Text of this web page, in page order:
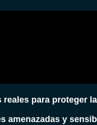
reales para proteger
amenazadas y